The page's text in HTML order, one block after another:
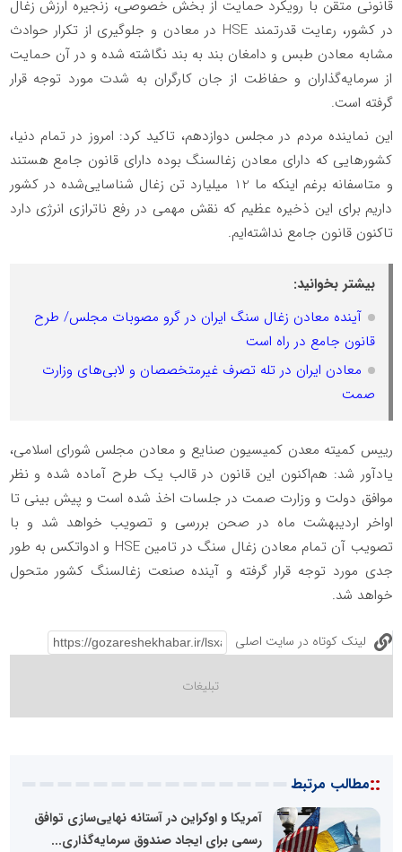
قانونی متقن با رویکرد حمایت از بخش خصوصی، زنجیره ارزش زغال
در کشور، رعایت قدرتمند HSE در معادن و جلوگیری از تکرار حوادث
مشابه معادن طبس و دامغان بند به بند نگاشته شده و در آن حمایت
از سرمایه‌گذاران و حفاظت از جان کارگران به شدت مورد توجه قرار
گرفته است.
این نماینده مردم در مجلس دوازدهم، تاکید کرد: امروز در تمام دنیا،
کشورهایی که دارای معادن زغالسنگ بوده دارای قانون جامع هستند
و متاسفانه برغم اینکه ما 12 میلیارد تن زغال شناسایی‌شده در کشور
داریم برای این ذخیره عظیم که نقش مهمی در رفع ناترازی انرژی دارد
تاکنون قانون جامع نداشته‌ایم.
بیشتر بخوانید:
آینده معادن زغال سنگ ایران در گرو مصوبات مجلس/ طرح
قانون جامع در راه است
معادن ایران در تله تصرف غیرمتخصصان و لابی‌های وزارت
صمت
رییس کمیته معدن کمیسیون صنایع و معادن مجلس شورای اسلامی،
یادآور شد: هم‌اکنون این قانون در قالب یک طرح آماده شده و نظر
موافق دولت و وزارت صمت در جلسات اخذ شده است و پیش بینی تا
اواخر اردیبهشت ماه در صحن بررسی و تصویب خواهد شد و با
تصویب آن تمام معادن زغال سنگ در تامین HSE و ادواتکس به طور
جدی مورد توجه قرار گرفته و آینده صنعت زغالسنگ کشور متحول
خواهد شد.
لینک کوتاه در سایت اصلی
::مطالب مرتبط
آمریکا و اوکراین در آستانه نهایی‌سازی توافق
رسمی برای ایجاد صندوق سرمایه‌گذاری...